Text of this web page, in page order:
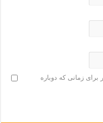
زمانی که دوباره